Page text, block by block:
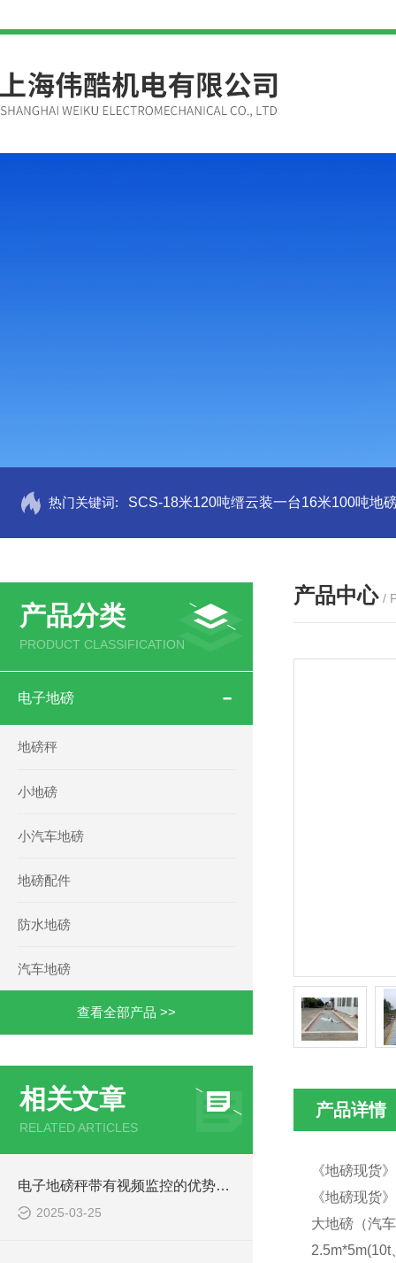
热门关键词: SCS-18米120吨缙云装一台16米100吨地
产品分类
PRODUCT CLASSIFICATION
电子地磅
地磅秤
小地磅
小汽车地磅
地磅配件
防水地磅
汽车地磅
查看全部产品 >>
相关文章
RELATED ARTICLES
电子地磅秤带有视频监控的优势和重要性
2025-03-25
产品中心 /
产品详情
《地磅现货
《地磅现货
大地磅（汽
2.5m*5m(10t